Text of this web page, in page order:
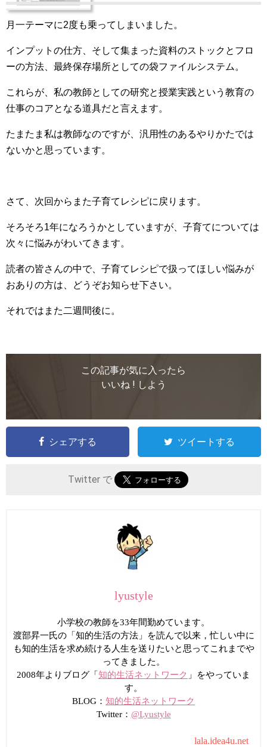
月一テーマに2度も乗ってしまいました。
インプットの仕方、そして集まった資料のストックとフロ
ーの方法、最終保存場所としての袋ファイルシステム。
これらが、私の教師としての研究と授業実践という教育の
仕事のコアとなる道具だと言えます。
たまたま私は教師なのですが、汎用性のあるやりかたでは
ないかと思っています。
さて、次回からまた子育てレシピに戻ります。
そろそろ1年になろうかとしていますが、子育てについては
次々に悩みがわいてきます。
読者の皆さんの中で、子育てレシピで扱ってほしい悩みが
おありの方は、どうぞお知らせ下さい。
それではまた二週間後に。
この記事が気に入ったら
いいね ! しよう
シェアする ツイートする
Twitter で
lyustyle
小学校の教師を33年間勤めています。
渡部昇一氏の「知的生活の方法」を読んで以来，忙しい中に
も知的生活を求め続ける人生を送りたいと思ってこれまでや
ってきました。
2008年よりブログ「 知的生活ネットワーク 」をやっていま
す。
BLOG： 知的生活ネットワーク
Twitter： @Lyustyle
lala.idea4u.net